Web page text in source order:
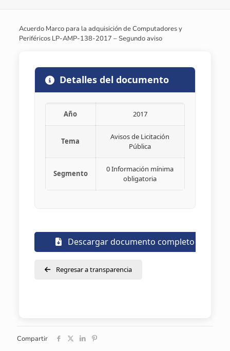
Acuerdo Marco para la adquisición de Computadores y
Periféricos LP-AMP-138-2017 – Segundo aviso
Detalles del documento
Año 2017
Tema
Avisos de Licitación
Pública
Segmento
0 Información mínima
obligatoria
Descargar documento completo
Regresar a transparencia
Compartir